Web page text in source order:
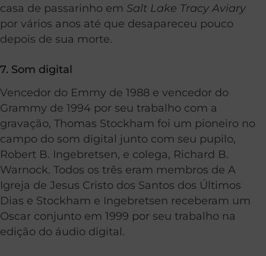
casa de passarinho em Salt Lake Tracy Aviary
por vários anos até que desapareceu pouco
depois de sua morte.
7. Som digital
Vencedor do Emmy de 1988 e vencedor do
Grammy de 1994 por seu trabalho com a
gravação, Thomas Stockham foi um pioneiro no
campo do som digital junto com seu pupilo,
Robert B. Ingebretsen, e colega, Richard B.
Warnock. Todos os três eram membros de A
Igreja de Jesus Cristo dos Santos dos Últimos
Dias e Stockham e Ingebretsen receberam um
Oscar conjunto em 1999 por seu trabalho na
edição do áudio digital.